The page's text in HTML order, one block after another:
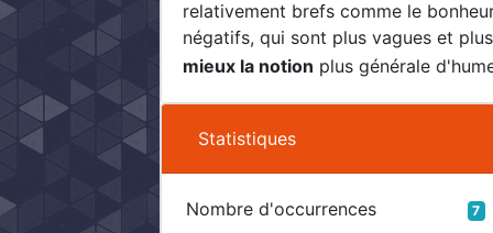
relativement brefs comme le
négatifs, qui sont plus vagues et
mieux la notion plus générale
Statistiques
Nombre d'occurrences 7